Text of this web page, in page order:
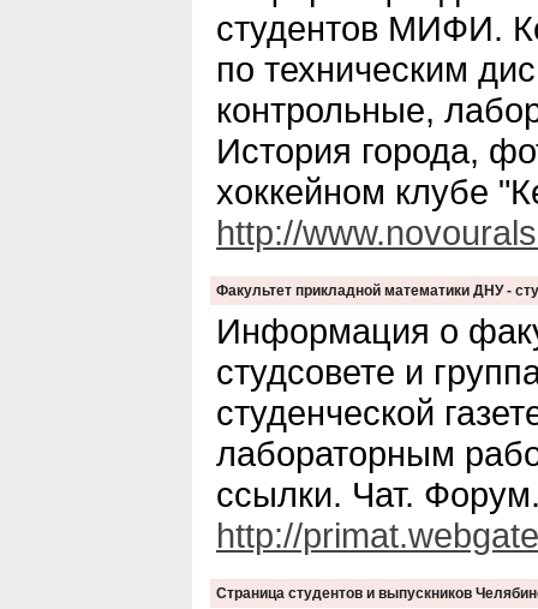
студентов МИФИ.
по техническим
контрольные,
История города,
хоккейном клубе
http://
Факультет прикладной математики ДНУ -
Информация о
студсовете и
студенческой
лабораторным
ссылки. Чат.
http://
Страница студентов и выпускников